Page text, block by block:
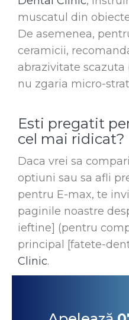
muscatul din
De asemenea,
ceramicii,
abrazivitate scazuta
nu zgaria micro-
Esti pregatit
cel mai ridicat?
Daca vrei sa
optiuni sau sa afli
pentru E-max, te
paginile noastre
ieftine] (pentru
principal [fatete-
Clinic.